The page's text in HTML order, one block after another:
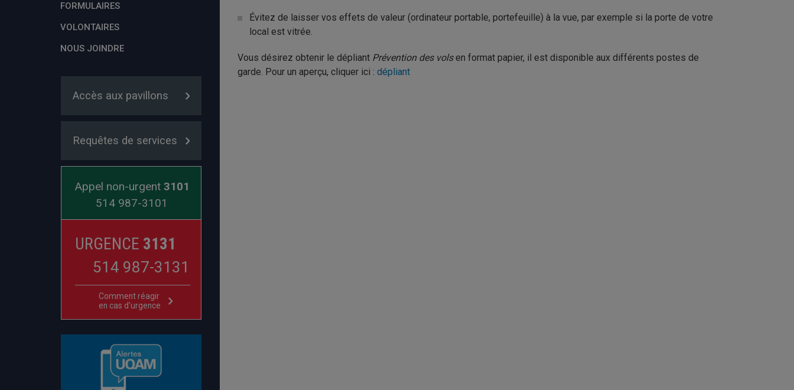
FORMULAIRES
VOLONTAIRES
NOUS JOINDRE
Accès aux pavillons
Requêtes de services
Appel non-urgent 3101
514 987-3101
URGENCE 3131
514 987-3131
Comment réagir
en cas d'urgence
Évitez de laisser vos effets de valeur (ordinateur portable, portefeuille) à la vue, par exemple si la porte de votre
local est vitrée.
Vous désirez obtenir le dépliant Prévention des volsen format papier, il est disponible aux différents postes de
garde. Pour un aperçu, cliquer ici : dépliant